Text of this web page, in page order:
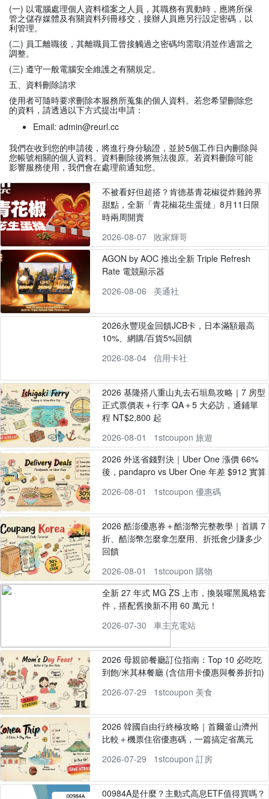
(一) 以電腦處理個人資料檔案之人員，其職務有異動時，應將所保
管之儲存媒體及有關資料列冊移交，接辦人員應另行設定密碼，以
利管理。
(二) 員工離職後，其離職員工曾接觸過之密碼均需取消並作適當之
調整。
(三) 遵守一般電腦安全維護之有關規定。
五、資料刪除請求
使用者可隨時要求刪除本服務所蒐集的個人資料。若您希望刪除您
的資料，請透過以下方式提出申請：
Email: admin@reurl.cc
我們在收到您的申請後，將進行身分驗證，並於5個工作日內刪除與
您帳號相關的個人資料。資料刪除後將無法復原。若資料刪除可能
影響服務使用，我們會在處理前通知您。
不被看好但超搭？肯德基青花椒從炸雞跨界
甜點，全新「青花椒花生蛋撻」8月11日限
時兩周開賣
2026-08-07
敗家輝哥
AGON by AOC 推出全新 Triple Refresh
Rate 電競顯示器
2026-08-06
美通社
2026永豐現金回饋JCB卡，日本滿額最高
10%、網購/百貨5%回饋
2026-08-04
信用卡社
2026 基隆搭八重山丸去石垣島攻略｜7 房型
正式票價表＋行李 QA＋5 大必訪，通鋪單
程 NT$2,800 起
2026-08-01
1stcoupon 旅遊
2026 外送省錢對決｜Uber One 漲價 66%
後，pandapro vs Uber One 年差 $912 實算
2026-08-01
1stcoupon 優惠碼
2026 酷澎優惠券＋酷澎幣完整教學｜首購 7
折、酷澎幣怎麼拿怎麼用、折抵會少賺多少
回饋
2026-08-01
1stcoupon 購物
全新 27 年式 MG ZS 上市，換裝曜黑風格套
件，搭配舊換新不用 60 萬元！
2026-07-30
車主充電站
2026 母親節餐廳訂位指南：Top 10 必吃吃
到飽/米其林餐廳 (含信用卡優惠與餐券折扣)
2026-07-29
1stcoupon 美食
2026 韓國自由行終極攻略｜首爾釜山濟州
比較＋機票住宿優惠碼，一篇搞定省萬元
2026-07-29
1stcoupon 訂房
00984A是什麼？主動式高息ETF值得買嗎？